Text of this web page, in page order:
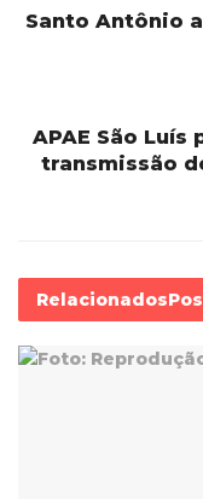
Santo Antônio
APAE São
transmissão
Relacionados